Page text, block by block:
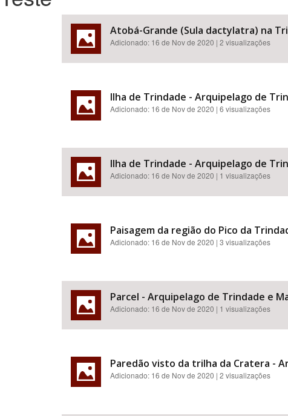
Atobá-Grande (Sula dactylatra) na
Adicionado: 16 de Nov de 2020 | 2 visualizações
Ilha de Trindade - Arquipelago de
Adicionado: 16 de Nov de 2020 | 6 visualizações
Ilha de Trindade - Arquipelago de
Adicionado: 16 de Nov de 2020 | 1 visualizações
Paisagem da região do Pico da
Adicionado: 16 de Nov de 2020 | 3 visualizações
Parcel - Arquipelago de Trindade e
Adicionado: 16 de Nov de 2020 | 1 visualizações
Paredão visto da trilha da Cratera -
Adicionado: 16 de Nov de 2020 | 2 visualizações